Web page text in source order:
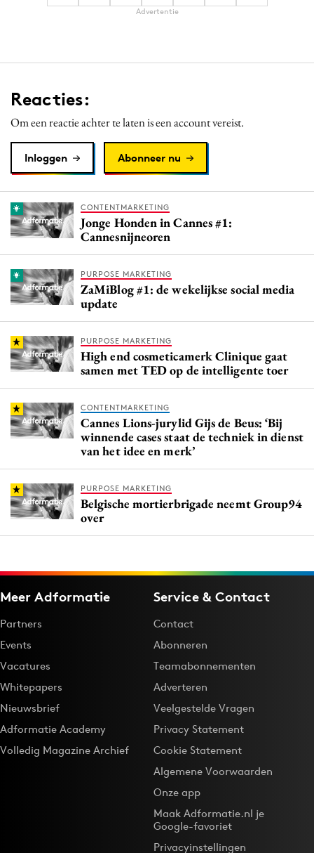
Advertentie
Reacties:
Om een reactie achter te laten is een account vereist.
Inloggen Abonneer nu
CONTENTMARKETING
Jonge Honden in Cannes #1:
Cannesnijneoren
PURPOSE MARKETING
ZaMiBlog #1: de wekelijkse social media
update
PURPOSE MARKETING
High end cosmeticamerk Clinique gaat
samen met TED op de intelligente toer
CONTENTMARKETING
Cannes Lions-jurylid Gijs de Beus: ‘Bij
winnende cases staat de techniek in dienst
van het idee en merk’
PURPOSE MARKETING
Belgische mortierbrigade neemt Group94
over
Meer Adformatie
Partners
Events
Vacatures
Whitepapers
Nieuwsbrief
Adformatie Academy
Volledig Magazine Archief
Service & Contact
Contact
Abonneren
Teamabonnementen
Adverteren
Veelgestelde Vragen
Privacy Statement
Cookie Statement
Algemene Voorwaarden
Onze app
Maak Adformatie.nl je
Google-favoriet
Privacyinstellingen